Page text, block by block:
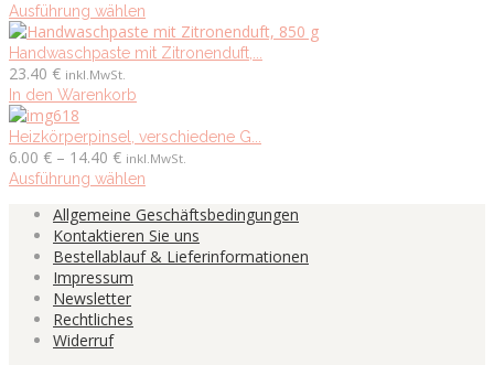
Produktseite
gewählt
werden
5.76 €
bis
15.00 €
Ausführung wählen
Produkt
weist
Die
Optionen
der
Produktseite
gewählt
Handwaschpaste mit Zitronenduft,...
23.40 € inkl.MwSt.
In den Warenkorb
Heizkörperpinsel, verschiedene G...
6.00 € – 14.40 €Preisspanne:
6.00 €
14.40 €
inkl.MwSt.
Ausführung wählen
weist
mehrere
Varianten
Allgemeine Geschäftsbedingungen
Kontaktieren Sie uns
Bestellablauf & Lieferinformationen
Impressum
Newsletter
Rechtliches
Widerruf